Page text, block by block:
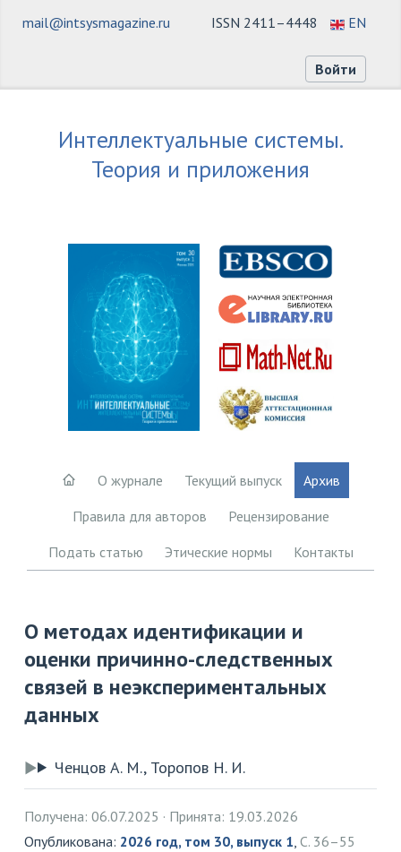
ISSN 2411–4448 EN
mail@intsysmagazine.ru
Войти
Интеллектуальные системы.
Теория и приложения
О журнале Текущий выпуск
Архив
Правила для авторов
Рецензирование
Подать статью
Этические нормы Контакты
О методах идентификации и
оценки причинно-следственных
связей в неэкспериментальных
данных
Ченцов А. М., Торопов Н. И.
Получена: 06.07.2025
Принята: 19.03.2026
Опубликована: 2026 год, том 30, выпуск 1, С. 36–55